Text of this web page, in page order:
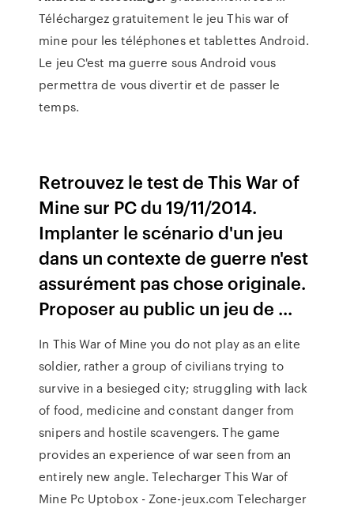
Téléchargez gratuitement le jeu This war of
mine pour les téléphones et tablettes Android.
Le jeu C'est ma guerre sous Android vous
permettra de vous divertir et de passer le
temps.
Retrouvez le test de This War of
Mine sur PC du 19/11/2014.
Implanter le scénario d'un jeu
dans un contexte de guerre n'est
assurément pas chose originale.
Proposer au public un jeu de ...
In This War of Mine you do not play as an elite
soldier, rather a group of civilians trying to
survive in a besieged city; struggling with lack
of food, medicine and constant danger from
snipers and hostile scavengers. The game
provides an experience of war seen from an
entirely new angle. Telecharger This War of
Mine Pc Uptobox - Zone-jeux.com Telecharger